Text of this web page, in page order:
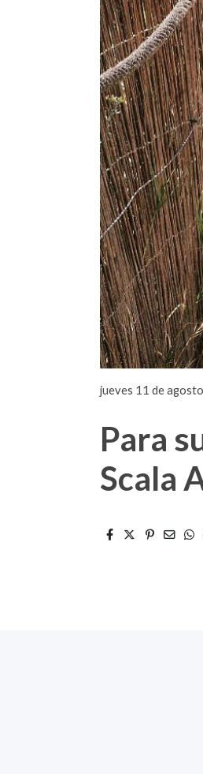
jueves 11 de
Para
Scala